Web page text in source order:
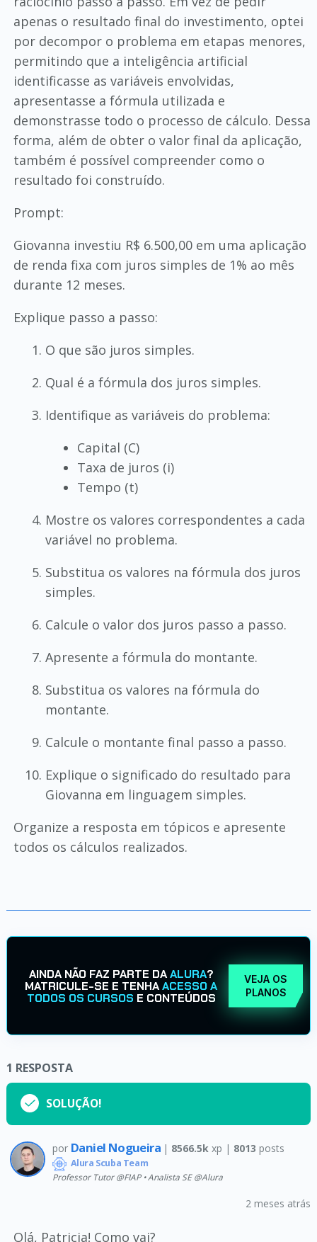
apenas o resultado final do investimento, optei
por decompor o problema em etapas menores,
permitindo que a inteligência artificial
identificasse as variáveis envolvidas,
apresentasse a fórmula utilizada e
demonstrasse todo o processo de cálculo. Dessa
forma, além de obter o valor final da aplicação,
também é possível compreender como o
resultado foi construído.
Prompt:
Giovanna investiu R$ 6.500,00 em uma aplicação
de renda fixa com juros simples de 1% ao mês
durante 12 meses.
Explique passo a passo:
O que são juros simples.
Qual é a fórmula dos juros simples.
Identifique as variáveis do problema:
Capital (C)
Taxa de juros (i)
Tempo (t)
Mostre os valores correspondentes a cada
variável no problema.
Substitua os valores na fórmula dos juros
simples.
Calcule o valor dos juros passo a passo.
Apresente a fórmula do montante.
Substitua os valores na fórmula do
montante.
Calcule o montante final passo a passo.
Explique o significado do resultado para
Giovanna em linguagem simples.
Organize a resposta em tópicos e apresente
todos os cálculos realizados.
AINDA NÃO FAZ PARTE DAALURA?
MATRICULE-SE E TENHAACESSO A
TODOS OS CURSOS E CONTEÚDOS
VEJA OS
PLANOS
1 RESPOSTA
SOLUÇÃO!
por Daniel Nogueira | 8566.5k xp | 8013 posts
Alura Scuba Team
Professor Tutor @FIAP • Analista SE @Alura
2 meses atrás
Olá, Patricia! Como vai?